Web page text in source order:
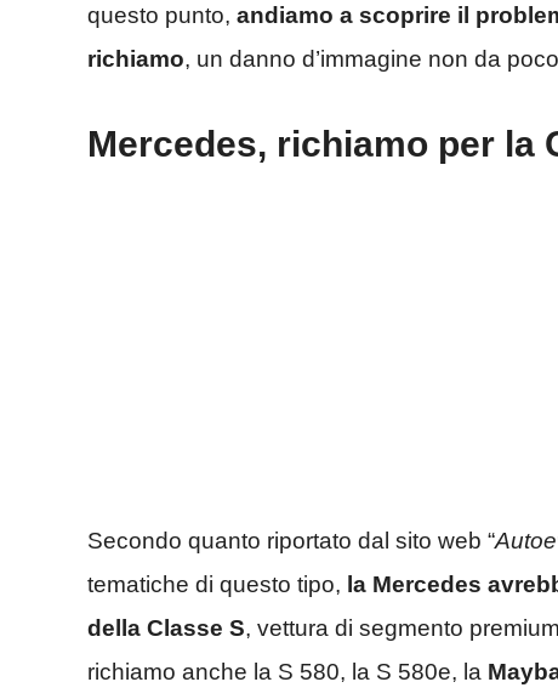
questo punto, andiamo a scoprire il
richiamo, un danno d’immagine non da
Mercedes, richiamo per la
Secondo quanto riportato dal sito web “
tematiche di questo tipo, la Mercedes
della Classe S, vettura di segmento
richiamo anche la S 580, la S 580e, la